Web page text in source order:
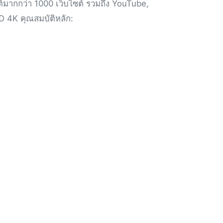
กกว่า 1000 เว็บไซต์ รวมถึง YouTube,
4K คุณสมบัติหลัก: